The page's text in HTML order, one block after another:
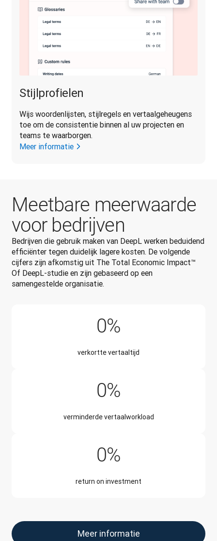
Stijlprofielen
Wijs woordenlijsten, stijlregels en vertaalgeheugens
toe om de consistentie binnen al uw projecten en
teams te waarborgen.
Meer informatie
Meetbare meerwaarde
voor bedrijven
Bedrijven die gebruik maken van DeepL werken beduidend
efficiënter tegen duidelijk lagere kosten. De volgende
cijfers zijn afkomstig uit The Total Economic Impact™
Of DeepL-studie en zijn gebaseerd op een
samengestelde organisatie.
0%
verkortte vertaaltijd
0%
verminderde vertaalworkload
0%
return on investment
Meer informatie